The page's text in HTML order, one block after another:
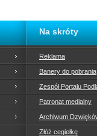
Na skróty
Reklama
Banery do pobrania
Zespół Portalu
Patronat medialny
Archiwum
Złóż cegiełkę